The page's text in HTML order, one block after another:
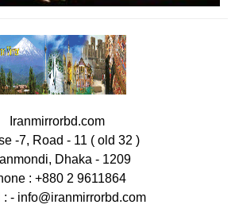
Iranmirrorbd.com
-7, Road - 11 ( old 32 )
Dhaka - 1209
: +880 2 9611864
: - info@iranmirrorbd.com